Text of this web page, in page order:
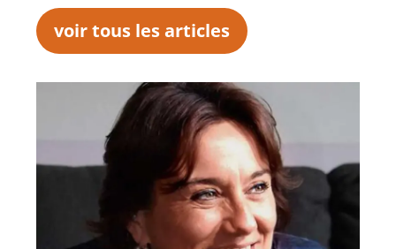
voir tous les articles